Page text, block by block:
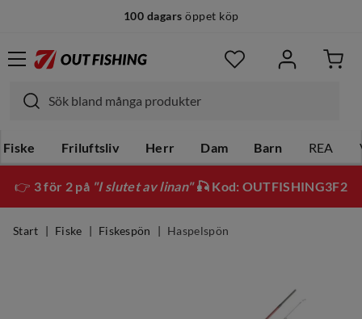
100 dagars öppet köp
Fiske Friluftsliv Herr Dam Barn REA
👉 3 för 2 på "I slutet av linan"🎣 Kod: OUTFISHING3F2
Start Fiske Fiskespön Haspelspön